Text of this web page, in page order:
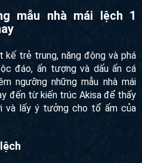
mẫu nhà mái lệch 1
kế trẻ trung, năng động và phá
đáo, ấn tượng và dấu ấn cá
ngưỡng những mẫu nhà mái
đến từ kiến trúc Akisa để thấy
và lấy ý tưởng cho tổ ấm của